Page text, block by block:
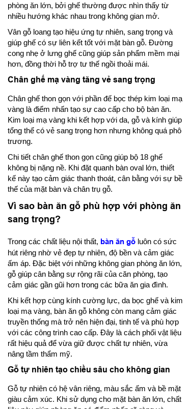
phòng ăn lớn, bởi ghế thường được nhìn thấy từ
nhiều hướng khác nhau trong không gian mở.
Vân gỗ loang tạo hiệu ứng tự nhiên, sang trọng và
giúp ghế có sự liên kết tốt với mặt bàn gỗ. Đường
cong nhẹ ở lưng ghế cũng giúp sản phẩm mềm mại
hơn, đồng thời hỗ trợ tư thế ngồi thoải mái.
Chân ghế mạ vàng tăng vẻ sang trọng
Chân ghế thon gọn với phần đế bọc thép kim loại mạ
vàng là điểm nhấn tạo sự cao cấp cho bộ bàn ăn.
Kim loại mạ vàng khi kết hợp với da, gỗ và kính giúp
tổng thể có vẻ sang trọng hơn nhưng không quá phô
trương.
Chi tiết chân ghế thon gọn cũng giúp bộ 18 ghế
không bị nặng nề. Khi đặt quanh bàn oval lớn, thiết
kế này tạo cảm giác thanh thoát, cân bằng với sự bề
thế của mặt bàn và chân trụ gỗ.
Vì sao bàn ăn gỗ phù hợp với phòng ăn
sang trọng?
Trong các chất liệu nội thất, bàn ăn gỗ luôn có sức
hút riêng nhờ vẻ đẹp tự nhiên, độ bền và cảm giác
ấm áp. Đặc biệt với những không gian phòng ăn lớn,
gỗ giúp cân bằng sự rộng rãi của căn phòng, tạo
cảm giác gần gũi hơn trong các bữa ăn gia đình.
Khi kết hợp cùng kính cường lực, da bọc ghế và kim
loại mạ vàng, bàn ăn gỗ không còn mang cảm giác
truyền thống mà trở nên hiện đại, tinh tế và phù hợp
với các công trình cao cấp. Đây là cách phối vật liệu
rất hiệu quả để vừa giữ được chất tự nhiên, vừa
nâng tầm thẩm mỹ.
Gỗ tự nhiên tạo chiều sâu cho không gian
Gỗ tự nhiên có hệ vân riêng, màu sắc ấm và bề mặt
giàu cảm xúc. Khi sử dụng cho mặt bàn ăn lớn, chất